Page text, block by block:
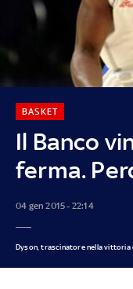
Il Banco
ferma.
BASKET
04 gen 2015 - 22:14
Dyson, trascinatore nella vittoria